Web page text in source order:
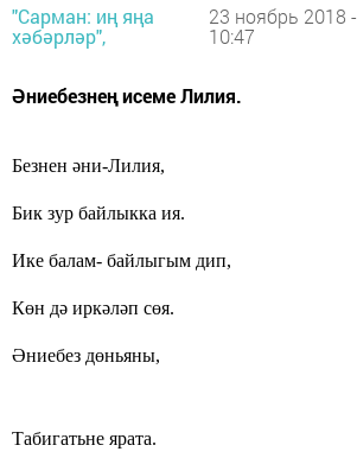
"Сарман: иң яңа
хәбәрләр",
23 ноябрь 2018 -
10:47
Әниебезнең исеме Лилия.
Безнен әни-Лилия,
Бик зур байлыкка ия.
Ике балам- байлыгым дип,
Көн дә иркәләп сөя.
Әниебез дөньяны,
Табигатьне ярата.